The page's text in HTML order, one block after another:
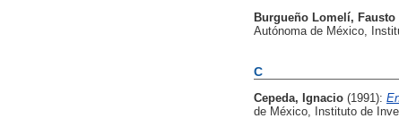
Burgueño Lomelí, Fausto
Autónoma de México,
C
Cepeda, Ignacio (1991):
de México, Instituto de